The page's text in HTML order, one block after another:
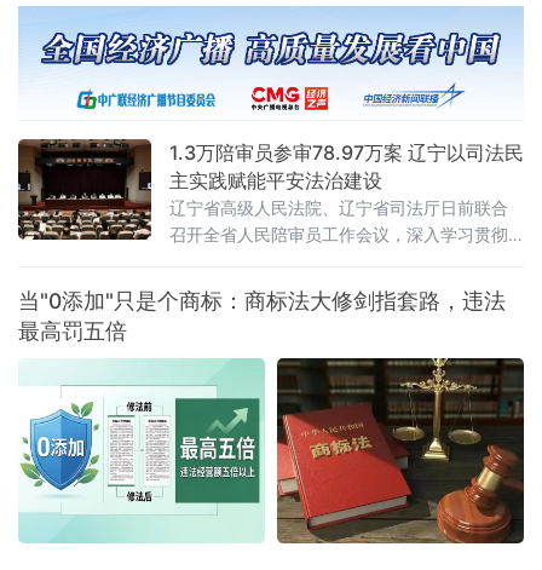
2012年《关于办理内幕交易、泄
1.3万陪审员参审78.97万案 辽宁以司法民
主实践赋能平安法治建设
辽宁省高级人民法院、辽宁省司法厅日前联合
召开全省人民陪审员工作会议，深入学习贯彻
要求，系统梳理人民陪审员制度落地实施以来
的实践成效，研判当前工作推进中的重点问
作的高质量发展，为更高水平平安辽宁、法治
辽宁建设注入坚实的司法民主动能。会议第一
时间传达了辽宁省委常委、政法委书记郑艺对
全省人
当"0添加"只是个商标：商标法大修剑指套路，违法
最高罚五倍